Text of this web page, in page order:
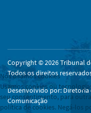
Copyright © 2026 Tribunal
Todos os direitos
Desenvolvido por:
Comunicação
Nós usamos cookies
Usamos cookies ou
seu consentimento, para
política de cookies. Negá-los